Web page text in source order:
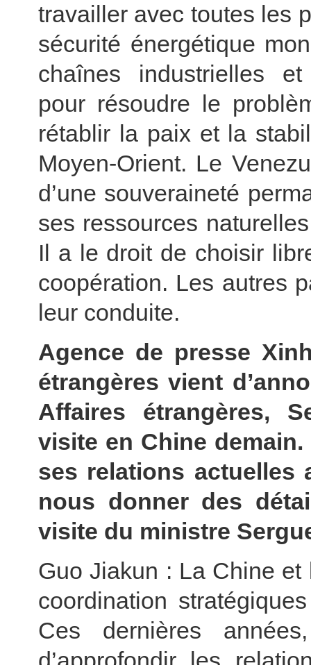
travailler avec toutes les
sécurité énergétique
chaînes industrielles et
pour résoudre le
rétablir la paix et la
Moyen-Orient. Le
d’une souveraineté
ses ressources
Il a le droit de choisir
coopération. Les autres
leur conduite.
Agence de presse
étrangères vient
Affaires étrangères,
visite en Chine
ses relations actuelles
nous donner des
visite du ministre
Guo Jiakun : La Chine
coordination
Ces dernières